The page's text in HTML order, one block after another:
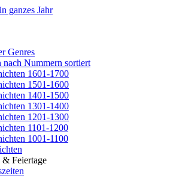
Genres
nach Nummern sortiert
1601-1700
1501-1600
1401-1500
1301-1400
1201-1300
1101-1200
1001-1100
& Feiertage